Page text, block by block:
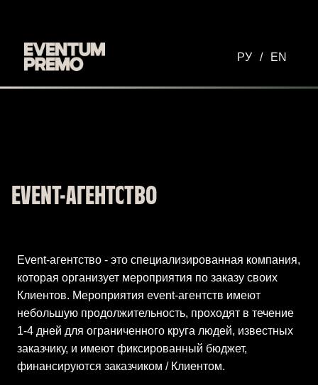
РУ / EN
EVENT-АГЕНТСТВО
Event-агентство - это специализированная компания,
которая организует мероприятия по заказу своих
Клиентов. Мероприятия event-агентств имеют
небольшую продолжительность, проходят в течение
1-4 дней для ограниченного круга людей, известных
заказчику, и имеют фиксированный бюджет,
финансируются заказчиком / Клиентом.